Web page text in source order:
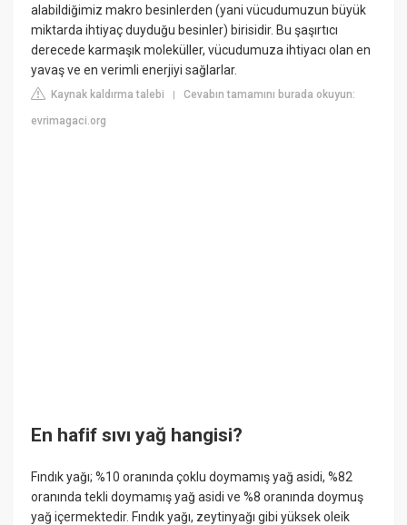
alabildiğimiz makro besinlerden (yani vücudumuzun büyük
miktarda ihtiyaç duyduğu besinler) birisidir. Bu şaşırtıcı
derecede karmaşık moleküller, vücudumuza ihtiyacı olan en
yavaş ve en verimli enerjiyi sağlarlar.
Kaynak kaldırma talebi |Cevabın tamamını burada okuyun:
evrimagaci.org
En hafif sıvı yağ hangisi?
Fındık yağı; %10 oranında çoklu doymamış yağ asidi, %82
oranında tekli doymamış yağ asidi ve %8 oranında doymuş
yağ içermektedir. Fındık yağı, zeytinyağı gibi yüksek oleik